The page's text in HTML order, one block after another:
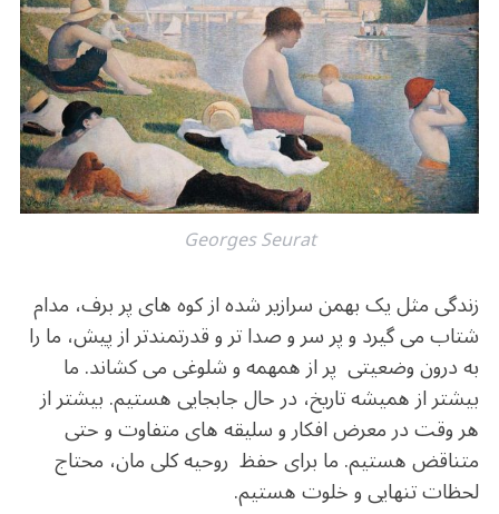
o
o
k
m p
p
Georges Seurat
زندگی مثل یک بهمن سرازیر شده از کوه های پر برف، مدام
شتاب می گیرد و پر سر و صدا تر و قدرتمندتر از پیش، ما را
به درون وضعیتی پر از همهمه و شلوغی می کشاند. ما
بیشتر از همیشه تاریخ، در حال جابجایی هستیم. بیشتر از
هر وقت در معرض افکار و سلیقه های متفاوت و حتی
متناقض هستیم. ما برای حفظ روحیه کلی مان، محتاج
لحظات تنهایی و خلوت هستیم.